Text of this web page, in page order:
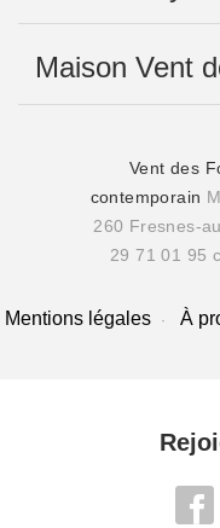
Maison Vent
Vent des
contemporain
260 Fresnes-
29 71 01 95
Mentions légales À